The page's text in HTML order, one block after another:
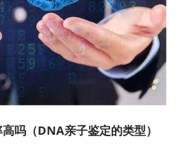
吗（DNA亲子鉴定的类型）